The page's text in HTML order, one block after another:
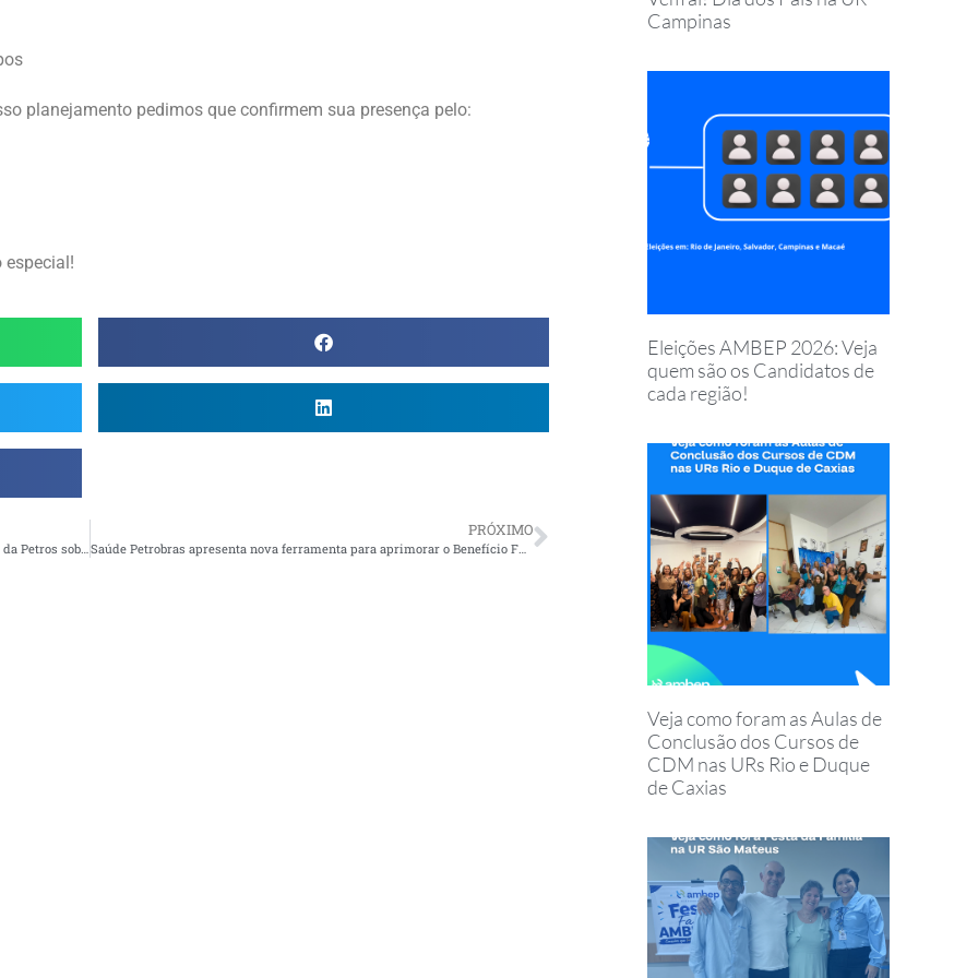
planejamento pedimos que confirmem sua presença pelo:
especial!
PRÓXIMO
Saúde Petrobras apresenta nova ferramenta para aprimorar o Benefício Farmácia
Campinas
Eleições AMBEP 2026: Veja
quem são os Candidatos de
cada região!
Veja como foram as Aulas de
Conclusão dos Cursos de
CDM nas URs Rio e Duque
de Caxias